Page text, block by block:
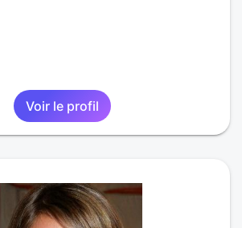
Voir le profil